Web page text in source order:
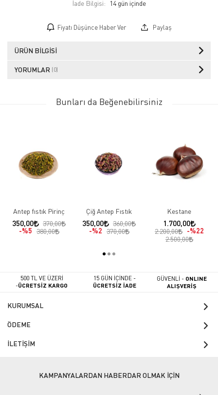
İade Bilgisi:
Fiyatı Düşünce Haber Ver Paylaş
ÜRÜN BILGISI
YORUMLAR (0)
Bunları da Beğenebilirsiniz
Antep fıstık Pirinç
350,00
370,00
%5 380,00
Çiğ Antep Fıstık
350,00
360,00
%2 370,00
Kestane
1.700,00
2.200,00
%22
2.500,00
500 TL VE ÜZERİ
-ÜCRETSİZ KARGO
15 GÜN İÇİNDE -
ÜCRETSİZ İADE
GÜVENLİ - ONLINE
ALIŞVERİŞ
KURUMSAL
ÖDEME
İLETİŞİM
KAMPANYALARDAN HABERDAR OLMAK İÇİN